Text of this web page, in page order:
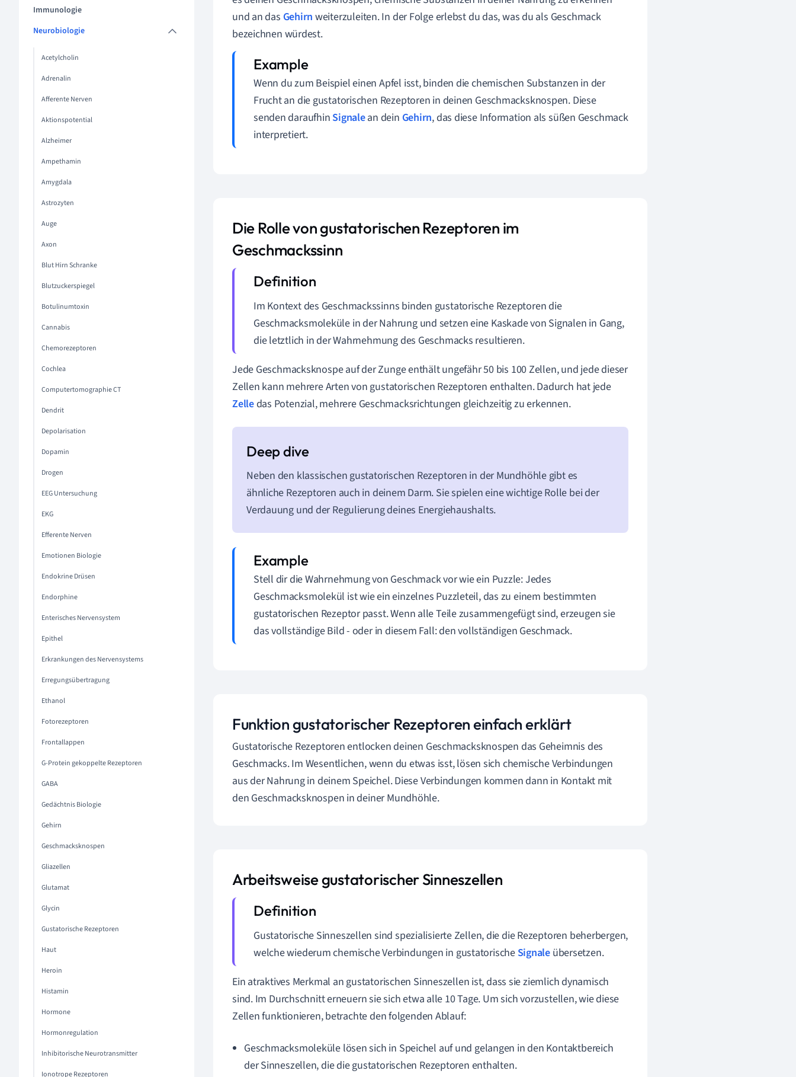
Immunologie
Neurobiologie
Acetylcholin
Adrenalin
Afferente Nerven
Aktionspotential
Alzheimer
Ampethamin
Amygdala
Astrozyten
Auge
Axon
Blut Hirn Schranke
Blutzuckerspiegel
Botulinumtoxin
Cannabis
Chemorezeptoren
Cochlea
Computertomographie CT
Dendrit
Depolarisation
Dopamin
Drogen
EEG Untersuchung
EKG
Efferente Nerven
Emotionen Biologie
Endokrine Drüsen
Endorphine
Enterisches Nervensystem
Epithel
Erkrankungen des Nervensystems
Erregungsübertragung
Ethanol
Fotorezeptoren
Frontallappen
G-Protein gekoppelte Rezeptoren
GABA
Gedächtnis Biologie
Gehirn
Geschmacksknospen
Gliazellen
Glutamat
Glycin
Gustatorische Rezeptoren
Haut
Heroin
Histamin
Hormone
Hormonregulation
Inhibitorische Neurotransmitter
Ionotrope Rezeptoren
und an das Gehirn weiterzuleiten. In der Folge erlebst du das, was du als Geschmack
bezeichnen würdest.
Wenn du zum Beispiel einen Apfel isst, binden die chemischen Substanzen in der
Frucht an die gustatorischen Rezeptoren in deinen Geschmacksknospen. Diese
senden daraufhin Signalean dein Gehirn, das diese Information als süßen Geschmack
interpretiert.
Die Rolle von gustatorischen Rezeptoren im
Geschmackssinn
Im Kontext des Geschmackssinns binden gustatorische Rezeptoren die
Geschmacksmoleküle in der Nahrung und setzen eine Kaskade von Signalen in Gang,
die letztlich in der Wahrnehmung des Geschmacks resultieren.
Jede Geschmacksknospe auf der Zunge enthält ungefähr 50 bis 100 Zellen, und jede dieser
Zellen kann mehrere Arten von gustatorischen Rezeptoren enthalten. Dadurch hat jede
Zelledas Potenzial, mehrere Geschmacksrichtungen gleichzeitig zu erkennen.
Neben den klassischen gustatorischen Rezeptoren in der Mundhöhle gibt es
ähnliche Rezeptoren auch in deinem Darm. Sie spielen eine wichtige Rolle bei der
Verdauung und der Regulierung deines Energiehaushalts.
Stell dir die Wahrnehmung von Geschmack vor wie ein Puzzle: Jedes
Geschmacksmolekül ist wie ein einzelnes Puzzleteil, das zu einem bestimmten
gustatorischen Rezeptor passt. Wenn alle Teile zusammengefügt sind, erzeugen sie
das vollständige Bild - oder in diesem Fall: den vollständigen Geschmack.
Funktion gustatorischer Rezeptoren einfach erklärt
Gustatorische Rezeptoren entlocken deinen Geschmacksknospen das Geheimnis des
Geschmacks. Im Wesentlichen, wenn du etwas isst, lösen sich chemische Verbindungen
aus der Nahrung in deinem Speichel. Diese Verbindungen kommen dann in Kontakt mit
den Geschmacksknospen in deiner Mundhöhle.
Arbeitsweise gustatorischer Sinneszellen
Gustatorische Sinneszellen sind spezialisierte Zellen, die die Rezeptoren beherbergen,
welche wiederum chemische Verbindungen in gustatorische Signale übersetzen.
Ein atraktives Merkmal an gustatorischen Sinneszellen ist, dass sie ziemlich dynamisch
sind. Im Durchschnitt erneuern sie sich etwa alle 10 Tage. Um sich vorzustellen, wie diese
Zellen funktionieren, betrachte den folgenden Ablauf:
Geschmacksmoleküle lösen sich in Speichel auf und gelangen in den Kontaktbereich
der Sinneszellen, die die gustatorischen Rezeptoren enthalten.